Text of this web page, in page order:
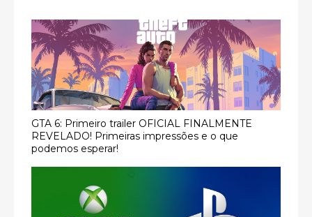
GTA 6: Primeiro trailer OFICIAL FINALMENTE
REVELADO! Primeiras impressões e o que
podemos esperar!